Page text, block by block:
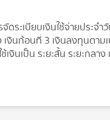
ระเบียบเงินใช้จ่ายประจำ
งินก้อนที่ 3 เงินลงทุนตาม
เป็น ระยะสั้น ระยะกลาง แ
าน เตรียมปรับปรุงซ่อมแซ
บเงินหรือลงทุนควรใช้กอ